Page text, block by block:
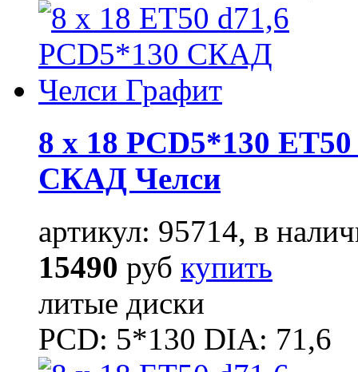
8 x 18 PCD5*130
СКАД Челси
артикул: 95714, в
15490 руб купить
литые диски
PCD: 5*130 DIA: 71,6